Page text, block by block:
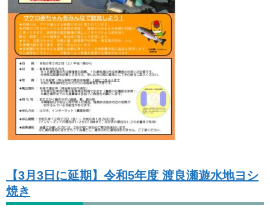
【3月3日に延期】令和5年度 渡良瀬遊水地ヨシ
焼き